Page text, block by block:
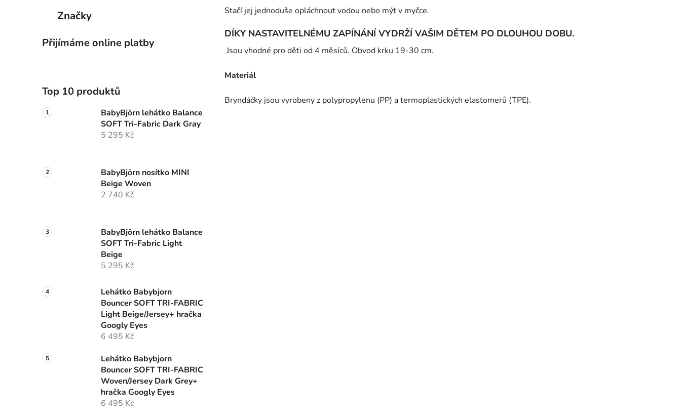
Značky
Přijímáme online platby
Top 10 produktů
BabyBjörn lehátko Balance
SOFT Tri-Fabric Dark Gray
5 295 Kč
BabyBjörn nosítko MINI
Beige Woven
2 740 Kč
BabyBjörn lehátko Balance
SOFT Tri-Fabric Light
Beige
5 295 Kč
Lehátko Babybjorn
Bouncer SOFT TRI-FABRIC
Light Beige/Jersey+ hračka
Googly Eyes
6 495 Kč
Lehátko Babybjorn
Bouncer SOFT TRI-FABRIC
Woven/Jersey Dark Grey+
hračka Googly Eyes
6 495 Kč
Stačí jej jednoduše opláchnout vodou nebo mýt v myčce.
DÍKY NASTAVITELNÉMU ZAPÍNÁNÍ VYDRŽÍ VAŠIM DĚTEM PO DLOUHOU DOBU.
Jsou vhodné pro děti od 4 měsíců. Obvod krku 19-30 cm.
Materiál
Bryndáčky jsou vyrobeny z polypropylenu (PP) a termoplastických elastomerů (TPE).